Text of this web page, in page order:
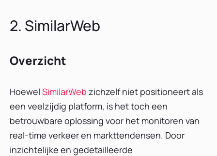
2. SimilarWeb
Overzicht
Hoewel SimilarWeb zichzelf niet positioneert als
een veelzijdig platform, is het toch een
betrouwbare oplossing voor het monitoren van
real-time verkeer en markttendensen. Door
inzichtelijke en gedetailleerde